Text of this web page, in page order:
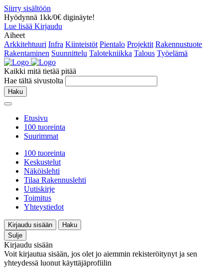
Siirry sisältöön
Hyödynnä 1kk/0€ diginäyte!
Lue lisää Kirjaudu
Aiheet
Arkkitehtuuri Infra Kiinteistöt Pientalo Projektit Rakennustuote
Rakentaminen Suunnittelu Talotekniikka Talous Työelämä
Kaikki mitä tietää pitää
Hae tältä sivustolta
Haku
Etusivu
100 tuoreinta
Suurimmat
100 tuoreinta
Keskustelut
Näköislehti
Tilaa Rakennuslehti
Uutiskirje
Toimitus
Yhteystiedot
Kirjaudu sisään
Haku
Sulje
Kirjaudu sisään
Voit kirjautua sisään, jos olet jo aiemmin rekisteröitynyt ja sen
yhteydessä luonut käyttäjäprofiilin